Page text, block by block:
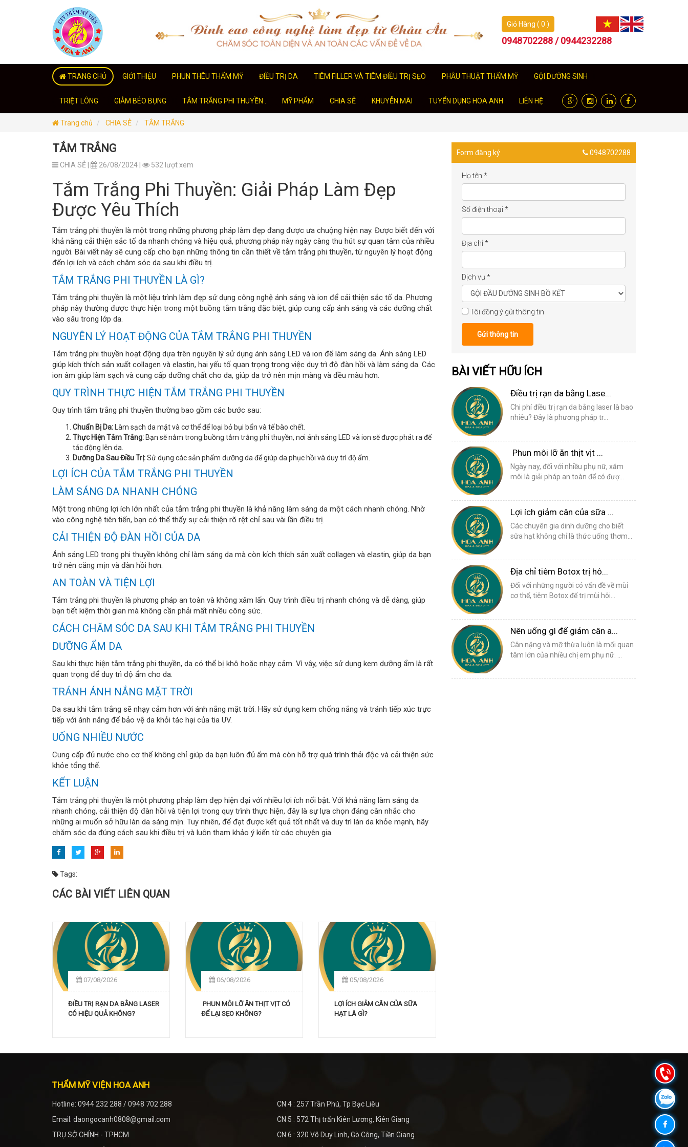
Giỏ Hàng ( 0 )
0948702288 / 0944232288
TRANG CHỦ GIỚI THIỆU PHUN THÊU THẨM MỸ ĐIỀU TRỊ DA TIÊM FILLER VÀ TIÊM ĐIỀU TRỊ SẸO PHẪU THUẬT THẨM MỸ GỘI DƯỠNG SINH
TRIỆT LÔNG GIẢM BÉO BỤNG TẮM TRẮNG PHI THUYỀN . MỸ PHẨM CHIA SẺ KHUYỄN MÃI TUYỂN DỤNG HOA ANH LIÊN HỆ
Trang chủ CHIA SẺ TẮM TRẮNG
TẮM TRẮNG
CHIA SẺ | 26/08/2024 | 532 lượt xem
Tắm Trắng Phi Thuyền: Giải Pháp Làm Đẹp
Được Yêu Thích
Tắm trắng phi thuyền là một trong những phương pháp làm đẹp đang được ưa chuộng hiện nay. Được biết đến với
khả năng cải thiện sắc tố da nhanh chóng và hiệu quả, phương pháp này ngày càng thu hút sự quan tâm của nhiều
người. Bài viết này sẽ cung cấp cho bạn những thông tin cần thiết về tắm trắng phi thuyền, từ nguyên lý hoạt động
đến lợi ích và cách chăm sóc da sau khi điều trị.
TẮM TRẮNG PHI THUYỀN LÀ GÌ?
Tắm trắng phi thuyền là một liệu trình làm đẹp sử dụng công nghệ ánh sáng và ion để cải thiện sắc tố da. Phương
pháp này thường được thực hiện trong một buồng tắm trắng đặc biệt, giúp cung cấp ánh sáng và các dưỡng chất
vào sâu trong lớp da.
NGUYÊN LÝ HOẠT ĐỘNG CỦA TẮM TRẮNG PHI THUYỀN
Tắm trắng phi thuyền hoạt động dựa trên nguyên lý sử dụng ánh sáng LED và ion để làm sáng da. Ánh sáng LED
giúp kích thích sản xuất collagen và elastin, hai yếu tố quan trọng trong việc duy trì độ đàn hồi và làm sáng da. Các
ion âm giúp làm sạch và cung cấp dưỡng chất cho da, giúp da trở nên mịn màng và đều màu hơn.
QUY TRÌNH THỰC HIỆN TẮM TRẮNG PHI THUYỀN
Quy trình tắm trắng phi thuyền thường bao gồm các bước sau:
Chuẩn Bị Da: Làm sạch da mặt và cơ thể để loại bỏ bụi bẩn và tế bào chết.
Thực Hiện Tắm Trắng: Bạn sẽ nằm trong buồng tắm trắng phi thuyền, nơi ánh sáng LED và ion sẽ được phát ra để
tác động lên da.
Dưỡng Da Sau Điều Trị:Sử dụng các sản phẩm dưỡng da để giúp da phục hồi và duy trì độ ẩm.
LỢI ÍCH CỦA TẮM TRẮNG PHI THUYỀN
LÀM SÁNG DA NHANH CHÓNG
Một trong những lợi ích lớn nhất của tắm trắng phi thuyền là khả năng làm sáng da một cách nhanh chóng. Nhờ
vào công nghệ tiên tiến, bạn có thể thấy sự cải thiện rõ rệt chỉ sau vài lần điều trị.
CẢI THIỆN ĐỘ ĐÀN HỒI CỦA DA
Ánh sáng LED trong phi thuyền không chỉ làm sáng da mà còn kích thích sản xuất collagen và elastin, giúp da bạn
trở nên căng mịn và đàn hồi hơn.
AN TOÀN VÀ TIỆN LỢI
Tắm trắng phi thuyền là phương pháp an toàn và không xâm lấn. Quy trình điều trị nhanh chóng và dễ dàng, giúp
bạn tiết kiệm thời gian mà không cần phải mất nhiều công sức.
CÁCH CHĂM SÓC DA SAU KHI TẮM TRẮNG PHI THUYỀN
DƯỠNG ẨM DA
Sau khi thực hiện tắm trắng phi thuyền, da có thể bị khô hoặc nhạy cảm. Vì vậy, việc sử dụng kem dưỡng ẩm là rất
quan trọng để duy trì độ ẩm cho da.
TRÁNH ÁNH NẮNG MẶT TRỜI
Da sau khi tắm trắng sẽ nhạy cảm hơn với ánh nắng mặt trời. Hãy sử dụng kem chống nắng và tránh tiếp xúc trực
tiếp với ánh nắng để bảo vệ da khỏi tác hại của tia UV.
UỐNG NHIỀU NƯỚC
Cung cấp đủ nước cho cơ thể không chỉ giúp da bạn luôn đủ ẩm mà còn hỗ trợ quá trình thải độc và cải thiện sức
khỏe tổng thể.
KẾT LUẬN
Tắm trắng phi thuyền là một phương pháp làm đẹp hiện đại với nhiều lợi ích nổi bật. Với khả năng làm sáng da
nhanh chóng, cải thiện độ đàn hồi và tiện lợi trong quy trình thực hiện, đây là sự lựa chọn đáng cân nhắc cho
những ai muốn sở hữu làn da sáng mịn. Tuy nhiên, để đạt được kết quả tốt nhất và duy trì làn da khỏe mạnh, hãy
chăm sóc da đúng cách sau khi điều trị và luôn tham khảo ý kiến từ các chuyên gia.
Tags:
CÁC BÀI VIẾT LIÊN QUAN
07/08/2026
ĐIỀU TRỊ RẠN DA BẰNG LASER
CÓ HIỆU QUẢ KHÔNG?
06/08/2026
PHUN MÔI LỠ ĂN THỊT VỊT CÓ
ĐỂ LẠI SẸO KHÔNG?
05/08/2026
LỢI ÍCH GIẢM CÂN CỦA SỮA
HẠT LÀ GÌ?
Form đăng ký 0948702288
Họ tên *
Số điện thoại *
Địa chỉ*
Dịch vụ *
Tôi đồng ý gửi thông tin
Gửi thông tin
BÀI VIẾT HỮU ÍCH
Điều trị rạn da bằng Lase...
Chi phí điều trị rạn da bằng laser là bao
nhiêu? Đây là phương pháp tr...
Phun môi lỡ ăn thịt vịt ...
Ngày nay, đối với nhiều phụ nữ, xăm
môi là giải pháp an toàn để có đượ...
Lợi ích giảm cân của sữa ...
Các chuyên gia dinh dưỡng cho biết
sữa hạt không chỉ là thức uống thơm...
Địa chỉ tiêm Botox trị hô...
Đối với những người có vấn đề về mùi
cơ thể, tiêm Botox để trị mùi hôi...
Nên uống gì để giảm cân a...
Cân nặng và mỡ thừa luôn là mối quan
tâm lớn của nhiều chị em phụ nữ. ...
THẨM MỸ VIỆN HOA ANH
Hotline: 0944 232 288 / 0948 702 288
Email: daongocanh0808@gmail.com
TRỤ SỞ CHÍNH - TPHCM
CN 4 : 257 Trần Phú, Tp Bạc Liêu
CN 5 : 572 Thị trấn Kiên Lương, Kiên Giang
CN 6 : 320 Võ Duy Linh, Gò Công, Tiền Giang